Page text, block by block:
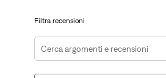
invio.
Filtra recensioni
Cerca argomenti e ricerca delle